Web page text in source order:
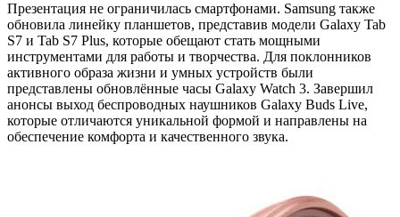
Презентация не ограничилась смартфонами. Samsung также
обновила линейку планшетов, представив модели Galaxy Tab
S7 и Tab S7 Plus, которые обещают стать мощными
инструментами для работы и творчества. Для поклонников
активного образа жизни и умных устройств были
представлены обновлённые часы Galaxy Watch 3. Завершил
анонсы выход беспроводных наушников Galaxy Buds Live,
которые отличаются уникальной формой и направлены на
обеспечение комфорта и качественного звука.